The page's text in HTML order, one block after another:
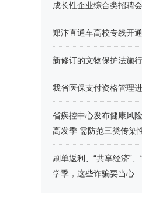
成长性企业综合类招聘
郑汴直通车高校专线开通
新修订的文物保护法施
我省医保支付资格管理
省疾控中心发布健康风
高发季 需防范三类传染
刷单返利、“共享经济”
学季，这些诈骗要当心